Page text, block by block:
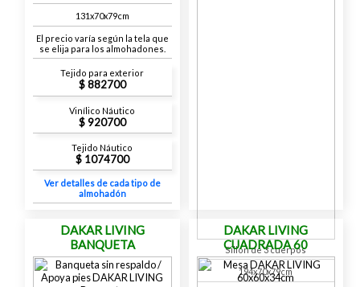
131x70x79cm
El precio varía según la tela que
se elija para los almohadones.
Tejido para exterior
882700
Vinílico Náutico
920700
Tejido Náutico
1074700
Ver detalles de cada tipo de
almohadón
Sillón de 3 cuerpos
194x70x79cm
DAKAR LIVING
BANQUETA
DAKAR LIVING
CUADRADA 60